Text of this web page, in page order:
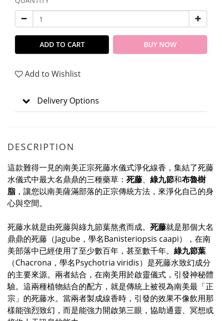
ADD TO CART BUY NOW
Add to Wishlist
Delivery Options
DESCRIPTION
這款難得一見的南美正宗死藤水儀式淨化線香，集結了死藤
水儀式中最大名鼎鼎的三種藥草： 死藤、 綠九節和布魯樹
脂 ，讓您以南美薩滿部落的正宗傳統方法，來淨化自己的身
心與空間。
死藤水就是由死藤與綠九節葉熬煮而成。 死藤就是那個大名
鼎鼎的死藤 （Jagube， 學名Banisteriopsis caapi），在南
美部落中已經使用了至少數百年，甚至數千年。 綠九節葉
（Chacrona，學名Psychotria viridis） 是死藤水致幻成分
的主要來源。兩者結合，在南美用於啟靈儀式，引發神秘體
驗。這兩種植物結合的配方，就是傳統上被視為南美最「正
宗」的死藤水。當兩者製成線香時，引發的效果不像飲用那
樣能強烈致幻，而是能強力開啟第三眼，協助通靈、冥想或